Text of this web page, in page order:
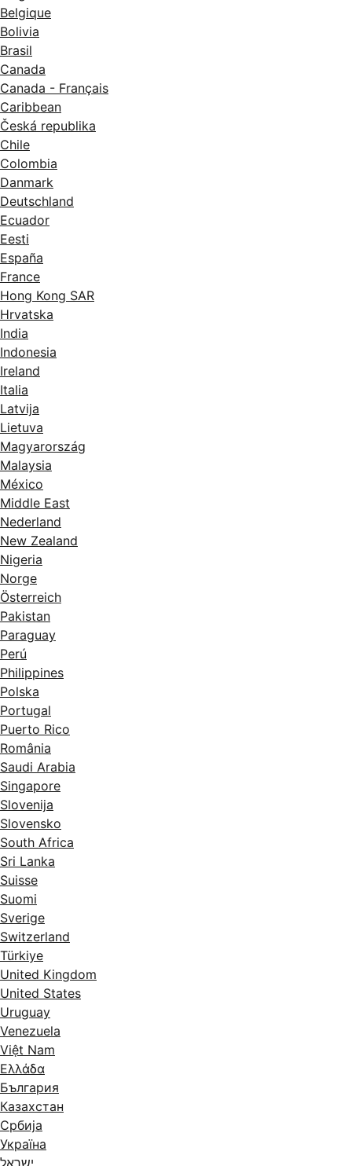
Belgique
Bolivia
Brasil
Canada
Canada - Français
Caribbean
Česká republika
Chile
Colombia
Danmark
Deutschland
Ecuador
Eesti
España
France
Hong Kong SAR
Hrvatska
India
Indonesia
Ireland
Italia
Latvija
Lietuva
Magyarország
Malaysia
México
Middle East
Nederland
New Zealand
Nigeria
Norge
Österreich
Pakistan
Paraguay
Perú
Philippines
Polska
Portugal
Puerto Rico
România
Saudi Arabia
Singapore
Slovenija
Slovensko
South Africa
Sri Lanka
Suisse
Suomi
Sverige
Switzerland
Türkiye
United Kingdom
United States
Uruguay
Venezuela
Việt Nam
Ελλάδα
България
Казахстан
Србија
Україна
ישראל